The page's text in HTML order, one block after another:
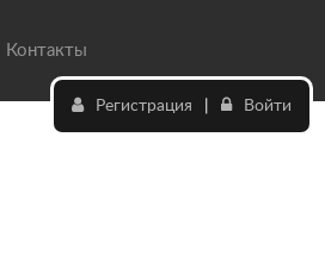
Контакты
Войти
Регистрация